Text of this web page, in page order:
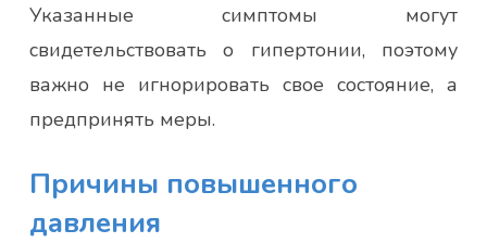
Указанные симптомы могут
свидетельствовать о гипертонии, поэтому
важно не игнорировать свое состояние, а
предпринять меры.
Причины повышенного
давления